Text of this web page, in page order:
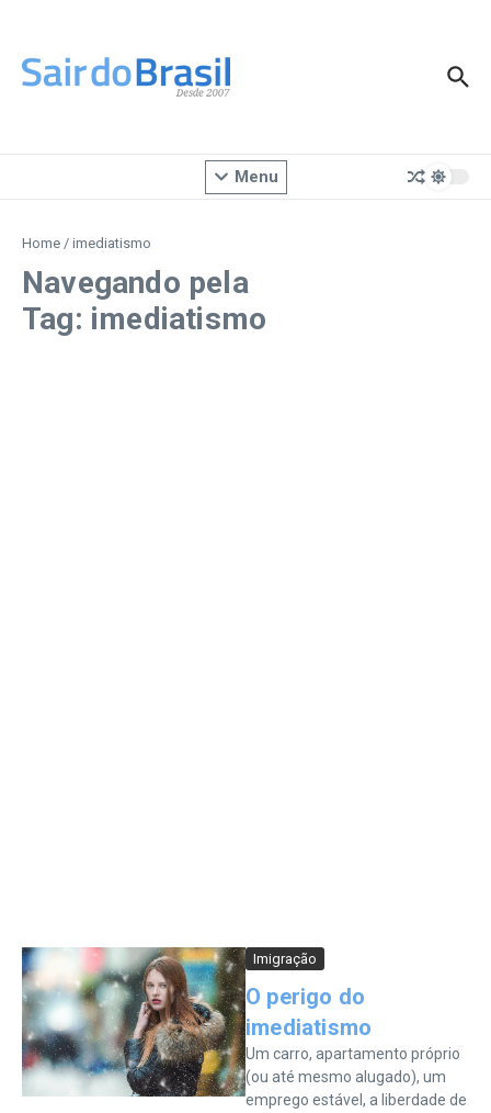
Menu
Home / imediatismo
Navegando pela
Tag: imediatismo
Imigração
O perigo do
imediatismo
Um carro, apartamento próprio
(ou até mesmo alugado), um
emprego estável, a liberdade de